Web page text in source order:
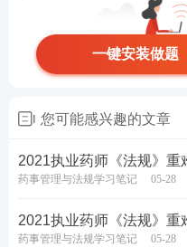
一键安装做题
您可能感兴趣的文章
2021执业药师《法规》重
药事管理与法规学习笔记 05-28
2021执业药师《法规》重
药事管理与法规学习笔记 05-28